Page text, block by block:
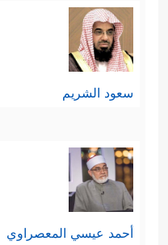
سعود الشريم
أحمد عيسي المعصراوي